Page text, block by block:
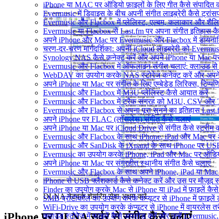
iPhone या MAC पर ऑडियो फ़ाइलों के लिए गीत कैसे संपादित
Evermusic में डिवाइस के बीच अपनी संगीत लाइब्रेरी कैसे
Evermusic और Flacbox में प्लेलिस्ट, एल्बम, कलाकार और
Evermusic या Flacbox से Last.fm पर अपना संगीत इतिहास
अपने iPhone और Mac पर Evermusic और Flacbox में
चरण-दर-चरण मार्गदर्शिका: अपनी iCloud लाइब्रेरी को
Synology NAS कैसे कनेक्ट करें और अपने iPhone या Mac
Evermusic और Flacbox में ऑफलाइन संगीत चलाएं: क्लाउड
WebDAV का उपयोग करके NAS स्टोरेज कनेक्ट करें और अपने
अपने iPhone या Mac पर संगीत के लिए एम्बेडेड लिरिक्स,
Evermusic और Flacbox में M3U प्लेलिस्ट कैसे आयात करें
Evermusic और Flacbox में ट्रैक संग्रह को M3U, CSV और
Evermusic और Flacbox से अपना पूरा सुनने का इतिहास
अपने iPhone पर FLAC (लॉसलेस) संगीत कैसे चलाएं
अपने iPhone या Mac पर iCloud Drive से संगीत कैसे स्ट्रीम
Evermusic और Flacbox के साथ iPhone, iPad और Mac
Evermusic और SanDisk के iXpand के साथ iPhone पर
Evermusic का उपयोग करके iPhone, iPad और Mac पर
अपने iPhone या Mac पर संग्रहीत स्थानीय संगीत कैसे चलाएं
Evermusic और Flacbox के साथ अपने iPhone, iPad या
iPhone से USB फ्लैशकार्ड कैसे कनेक्ट करें और उस पर मौजूद
Finder का उपयोग करके Mac से iPhone या iPad में फ़ाइलें
SMB प्रोटोकॉल का उपयोग करके कंप्यूटर से iPhone में फ़ाइलें
WiFi-Drive का उपयोग करके कंप्यूटर से iPhone में वायरलेस
क्लाउड स्टोरेज में फाइलें कैसे अपलोड करें और उन्हें
DLNA नेटवर्क शेयरिंग सेवा अक्षम करें